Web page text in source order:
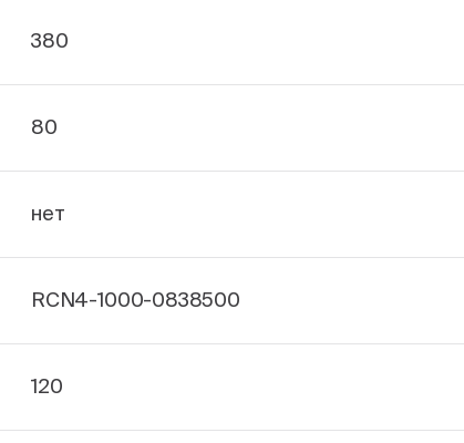
380
80
нет
RCN4-1000-0838500
120